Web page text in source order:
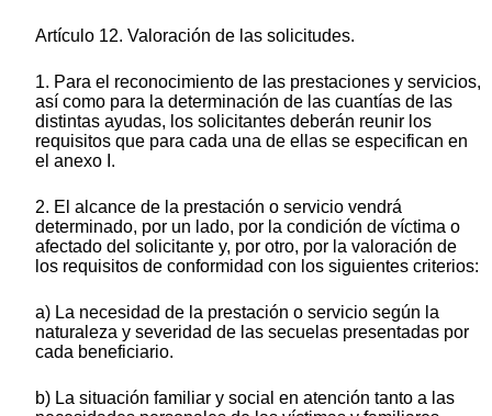
Artículo 12. Valoración de las solicitudes.
1. Para el reconocimiento de las prestaciones y servicios,
así como para la determinación de las cuantías de las
distintas ayudas, los solicitantes deberán reunir los
requisitos que para cada una de ellas se especifican en
el anexo I.
2. El alcance de la prestación o servicio vendrá
determinado, por un lado, por la condición de víctima o
afectado del solicitante y, por otro, por la valoración de
los requisitos de conformidad con los siguientes criterios:
a) La necesidad de la prestación o servicio según la
naturaleza y severidad de las secuelas presentadas por
cada beneficiario.
b) La situación familiar y social en atención tanto a las